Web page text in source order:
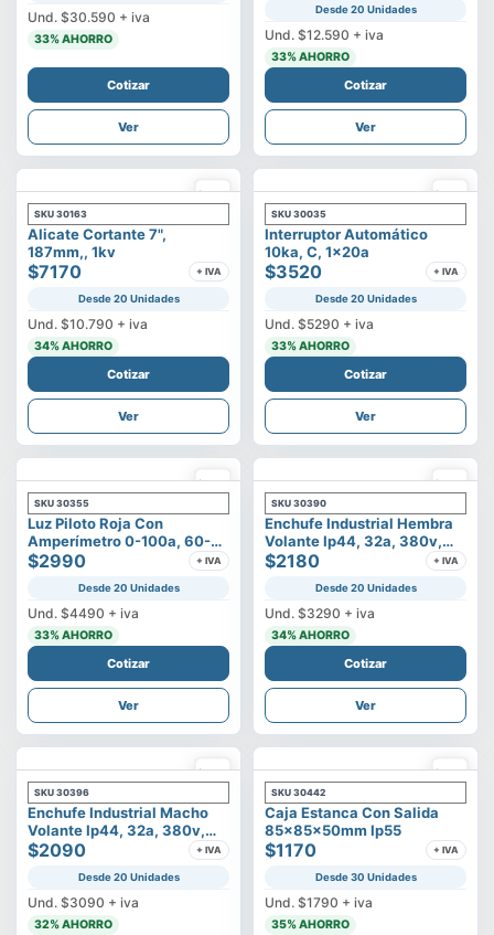
Und. $30.590 + iva
33% AHORRO
Cotizar
Ver
Desde 20 Unidades
Und. $12.590 + iva
33% AHORRO
Cotizar
Ver
SKU 30163
Alicate Cortante 7",
187mm,, 1kv
$7170 + IVA
Desde 20 Unidades
Und. $10.790 + iva
34% AHORRO
Cotizar
Ver
SKU 30035
Interruptor Automático
10ka, C, 1x20a
$3520 + IVA
Desde 20 Unidades
Und. $5290 + iva
33% AHORRO
Cotizar
Ver
SKU 30355
Luz Piloto Roja Con
Amperímetro 0-100a, 60-
500v
$2990 + IVA
Desde 20 Unidades
Und. $4490 + iva
33% AHORRO
Cotizar
Ver
SKU 30390
Enchufe Industrial Hembra
Volante Ip44, 32a, 380v,
3p+t
$2180 + IVA
Desde 20 Unidades
Und. $3290 + iva
34% AHORRO
Cotizar
Ver
SKU 30396
Enchufe Industrial Macho
Volante Ip44, 32a, 380v,
3p+t
$2090 + IVA
Desde 20 Unidades
Und. $3090 + iva
32% AHORRO
SKU 30442
Caja Estanca Con Salida
85x85x50mm Ip55
$1170 + IVA
Desde 30 Unidades
Und. $1790 + iva
35% AHORRO